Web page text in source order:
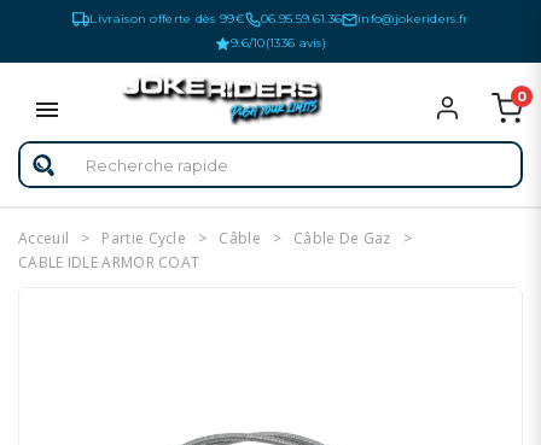
Livraison offerte dès 99€ 06.95.59.61.36
info@jokeriders.fr
9.6/10(1336 avis)
0
Acceuil Partie Cycle Câble
Câble De Gaz
CABLE IDLE ARMOR COAT